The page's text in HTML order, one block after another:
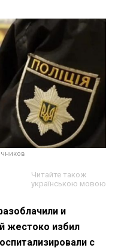
Читайте також
українською мовою
и
жестоко избил
с